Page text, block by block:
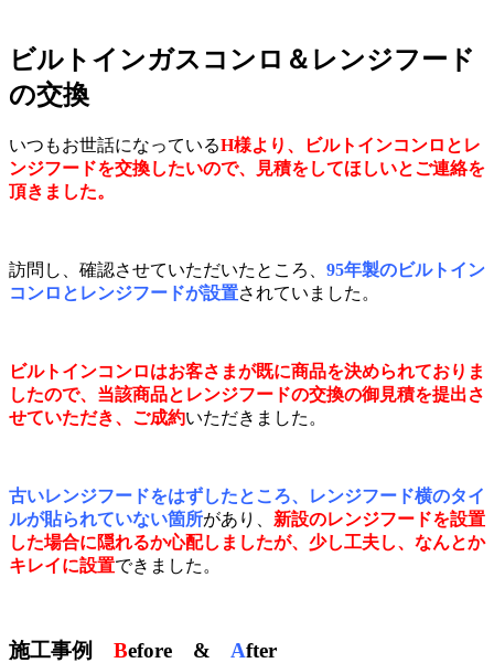
ビルトインガスコンロ＆レンジフード
の交換
いつもお世話になっているH様より、ビルトインコンロとレ
ンジフードを交換したいので、見積をしてほしいとご連絡を
頂きました。
訪問し、確認させていただいたところ、 95年製のビルトイン
コンロとレンジフードが設置されていました。
ビルトインコンロはお客さまが既に商品を決められておりま
したので、当該商品とレンジフードの交換の御見積を提出さ
せていただき、ご成約いただきました。
古いレンジフードをはずしたところ、レンジフード横のタイ
ルが貼られていない箇所があり、 新設のレンジフードを設置
した場合に隠れるか心配しましたが、少し工夫し、なんとか
キレイに設置できました。
施工事例 Before & After